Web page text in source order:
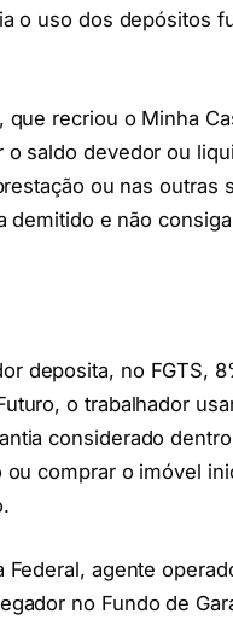
o uso dos depósitos
que recriou o Minha
o saldo devedor ou
ou nas outras
demitido e não
deposita, no FGTS,
o trabalhador
considerado
comprar o imóvel
Federal, agente
no Fundo de